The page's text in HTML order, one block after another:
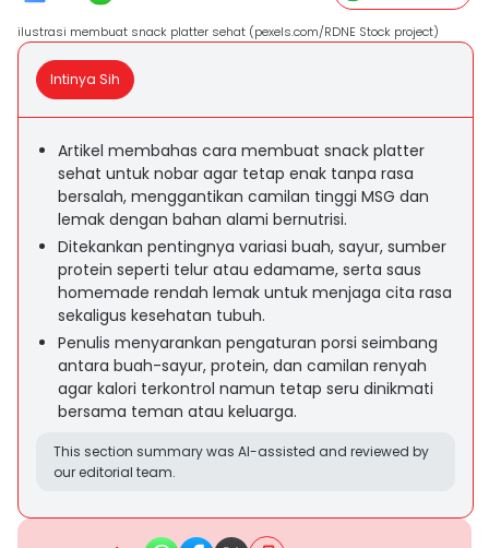
ilustrasi membuat snack platter sehat (pexels.com/RDNE Stock project)
Intinya Sih
Artikel membahas cara membuat snack platter
sehat untuk nobar agar tetap enak tanpa rasa
bersalah, menggantikan camilan tinggi MSG dan
lemak dengan bahan alami bernutrisi.
Ditekankan pentingnya variasi buah, sayur, sumber
protein seperti telur atau edamame, serta saus
homemade rendah lemak untuk menjaga cita rasa
sekaligus kesehatan tubuh.
Penulis menyarankan pengaturan porsi seimbang
antara buah-sayur, protein, dan camilan renyah
agar kalori terkontrol namun tetap seru dinikmati
bersama teman atau keluarga.
This section summary was AI-assisted and reviewed by
our editorial team.